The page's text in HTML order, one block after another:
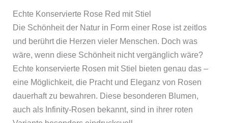
Echte Konservierte Rose Red mit Stiel
Die Schönheit der Natur in Form einer Rose ist zeitlos
und berührt die Herzen vieler Menschen. Doch was
wäre, wenn diese Schönheit nicht vergänglich wäre?
Echte konservierte Rosen mit Stiel bieten genau das –
eine Möglichkeit, die Pracht und Eleganz von Rosen
dauerhaft zu bewahren. Diese besonderen Blumen,
auch als Infinity-Rosen bekannt, sind in ihrer roten